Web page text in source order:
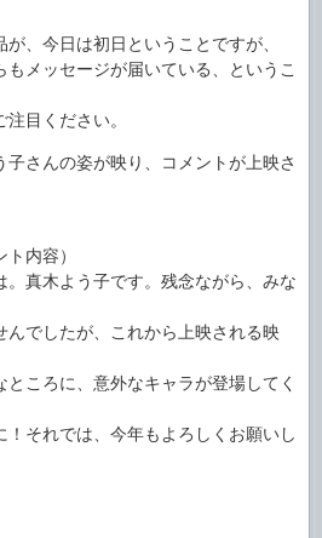
、今日は初日ということですが、
メッセージが届いている、というこ
目ください。
子さんの姿が映り、コメントが上映さ
内容）
真木よう子です。残念ながら、みな
でしたが、これから上映される映
ころに、意外なキャラが登場してく
それでは、今年もよろしくお願いし